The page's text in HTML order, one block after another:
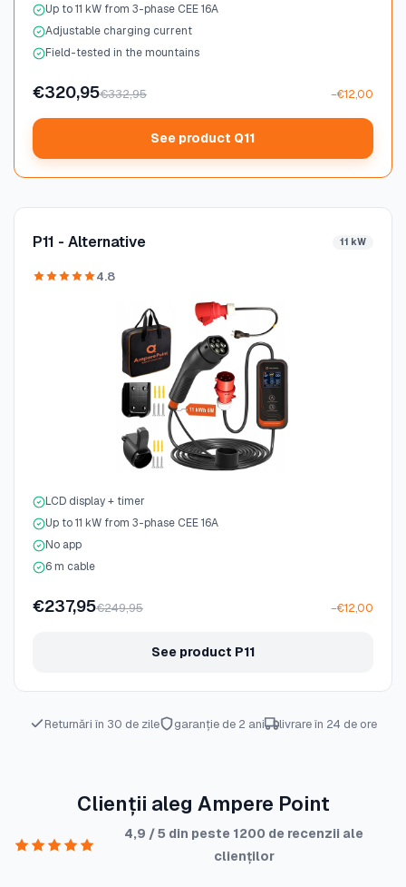
Up to 11 kW from 3-phase CEE 16A
Adjustable charging current
Field-tested in the mountains
€320,95€332,95 −€12,00
See product Q11
P11 - Alternative 11 kW
4.8
LCD display + timer
Up to 11 kW from 3-phase CEE 16A
No app
6 m cable
€237,95€249,95 −€12,00
See product P11
Returnări în 30 de zile garanție de 2 ani livrare în 24 de ore
Clienții aleg Ampere Point
4,9 / 5 din peste 1200 de recenzii ale
clienților